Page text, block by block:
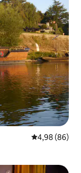
4,98 de uma
4,98 (86)